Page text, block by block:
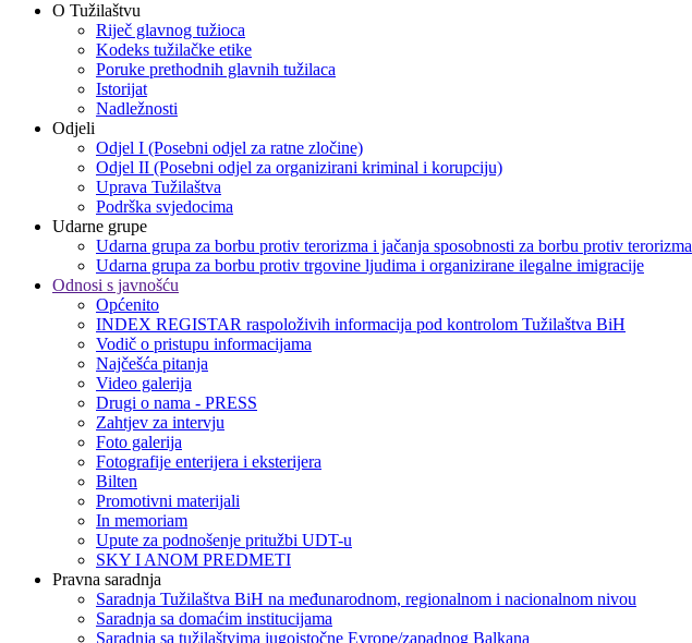
O Tužilaštvu
Riječ glavnog tužioca
Kodeks tužilačke etike
Poruke prethodnih glavnih tužilaca
Istorijat
Nadležnosti
Odjeli
Odjel I (Posebni odjel za ratne zločine)
Odjel II (Posebni odjel za organizirani kriminal i korupciju)
Uprava Tužilaštva
Podrška svjedocima
Udarne grupe
Udarna grupa za borbu protiv terorizma i jačanja sposobnosti za borbu protiv terorizma
Udarna grupa za borbu protiv trgovine ljudima i organizirane ilegalne imigracije
Odnosi s javnošću
Općenito
INDEX REGISTAR raspoloživih informacija pod kontrolom Tužilaštva BiH
Vodič o pristupu informacijama
Najčešća pitanja
Video galerija
Drugi o nama - PRESS
Zahtjev za intervju
Foto galerija
Fotografije enterijera i eksterijera
Bilten
Promotivni materijali
In memoriam
Upute za podnošenje pritužbi UDT-u
SKY I ANOM PREDMETI
Pravna saradnja
Saradnja Tužilaštva BiH na međunarodnom, regionalnom i nacionalnom nivou
Saradnja sa domaćim institucijama
Saradnja sa tužilaštvima jugoistočne Evrope/zapadnog Balkana